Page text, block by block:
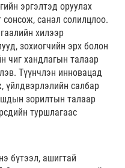
эргэлтэд оруулах
санал солилцлоо.
хилээр
зохиогчийн эрх болон
чиг хандлагын талаар
Түүнчлэн инновацад
үйлдвэрлэлийн салбар
зорилтын талаар
туршлагаас
бүтээл, ашигтай